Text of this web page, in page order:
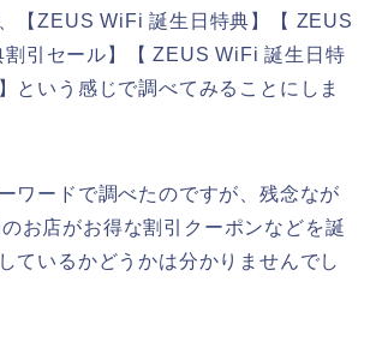
【ZEUS WiFi 誕生日特典】【 ZEUS
引セール】【 ZEUS WiFi 誕生日特
という感じで調べてみることにしま
ワードで調べたのですが、残念なが
お店がお得な割引クーポンなどを誕
ているかどうかは分かりませんでし